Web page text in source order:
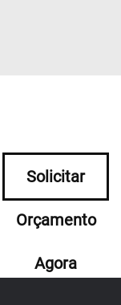
Solicitar
Orçamento
Agora